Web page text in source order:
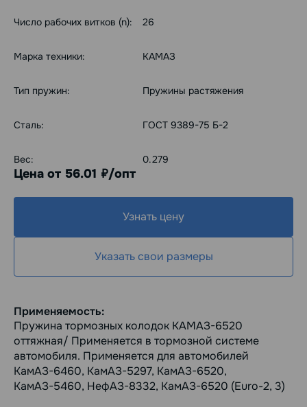
Число рабочих витков (n): 26
Марка техники: КАМАЗ
Тип пружин: Пружины растяжения
Сталь: ГОСТ 9389-75 Б-2
Вес: 0.279
Цена от 56.01 руб./опт
Узнать цену
Указать свои размеры
Применяемость:
Пружина тормозных колодок КАМАЗ-6520
оттяжная/ Применяется в тормозной системе
автомобиля. Применяется для автомобилей
КамАЗ-6460, КамАЗ-5297, КамАЗ-6520,
КамАЗ-5460, НефАЗ-8332, КамАЗ-6520 (Euro-2, 3)